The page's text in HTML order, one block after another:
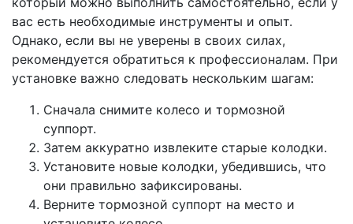
вас есть необходимые инструменты и опыт.
Однако, если вы не уверены в своих силах,
рекомендуется обратиться к профессионалам. При
установке важно следовать нескольким шагам:
Сначала снимите колесо и тормозной
суппорт.
Затем аккуратно извлеките старые колодки.
Установите новые колодки, убедившись, что
они правильно зафиксированы.
Верните тормозной суппорт на место и